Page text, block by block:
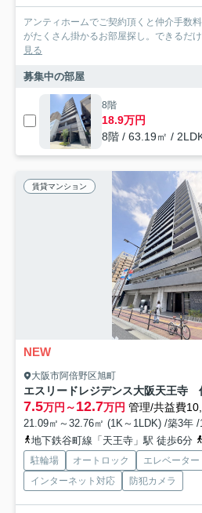
アンティホームでご契約頂くと仲介手数
がたくさん掛かるお部屋探し。できるだ
見る
募集中の部屋
8階
18.9万円
8階 / 63.19㎡ /
賃貸マンション
NEW
大阪市阿倍野区旭町
7.5万円～12.7万円 管理/共益費
21.09㎡～32.76㎡ (1K～1LDK) /築3年 /
地下鉄谷町線「天王寺」駅 徒歩6分
駐輪場 オートロック エレベーター
インターネット対応
防犯カメラ